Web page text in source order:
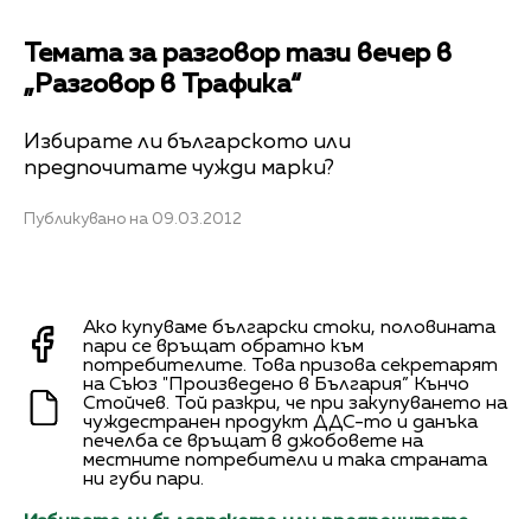
Темата за разговор тази вечер в
„Разговор в Трафика“
Избирате ли българското или
предпочитате чужди марки?
Публикувано на 09.03.2012
Ако купуваме български стоки, половината
пари се връщат обратно към
потребителите. Това призова секретарят
на Съюз "Произведено в България” Кънчо
Стойчев. Той разкри, че при закупуването на
чуждестранен продукт ДДС-то и данъка
печелба се връщат в джобовете на
местните потребители и така страната
ни губи пари.